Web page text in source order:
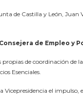
de Castilla y León,
de Empleo y
propias de coordinación de
Esenciales.
Vicepresidencia el